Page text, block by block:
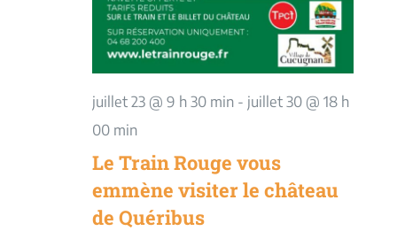
juillet 23 @ 9 h 30 min- juillet 30 @ 18 h
00 min
Le Train Rouge vous
emmène visiter le château
de Quéribus